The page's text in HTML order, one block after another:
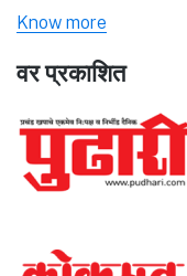
Know more
वर प्रकाशित